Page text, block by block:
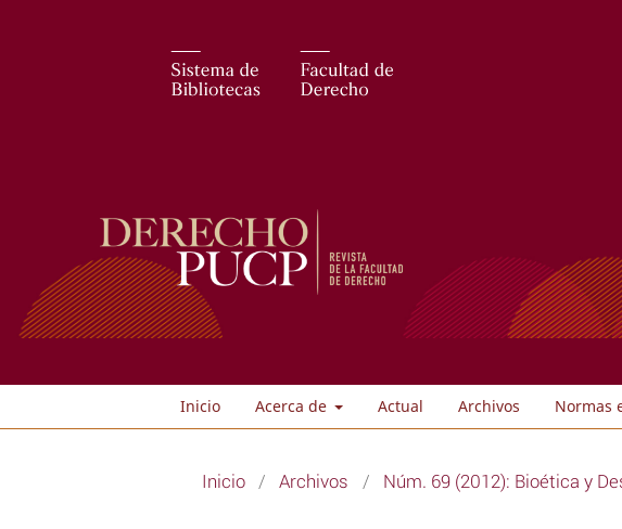
Inicio Acerca de Actual Archivos Normas
Inicio / Archivos / Núm. 69 (2012): Bioética y